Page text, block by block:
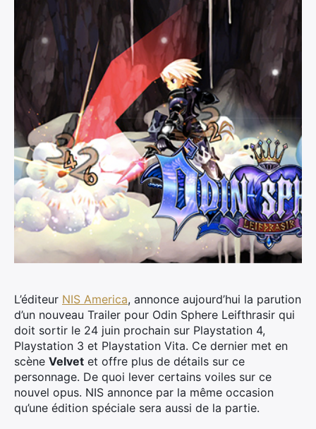
L’éditeur NIS America, annonce aujourd’hui la parution
d’un nouveau Trailer pour Odin Sphere Leifthrasir qui
doit sortir le 24 juin prochain sur Playstation 4,
Playstation 3 et Playstation Vita. Ce dernier met en
scène Velvet et offre plus de détails sur ce
personnage. De quoi lever certains voiles sur ce
nouvel opus. NIS annonce par la même occasion
qu’une édition spéciale sera aussi de la partie.